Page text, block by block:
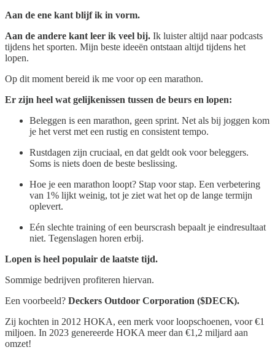
Aan de ene kant blijf ik in vorm.
Aan de andere kant leer ik veel bij. Ik luister altijd naar podcasts
tijdens het sporten. Mijn beste ideeën ontstaan altijd tijdens het
lopen.
Op dit moment bereid ik me voor op een marathon.
Er zijn heel wat gelijkenissen tussen de beurs en lopen:
Beleggen is een marathon, geen sprint. Net als bij joggen kom
je het verst met een rustig en consistent tempo.
Rustdagen zijn cruciaal, en dat geldt ook voor beleggers.
Soms is niets doen de beste beslissing.
Hoe je een marathon loopt? Stap voor stap. Een verbetering
van 1% lijkt weinig, tot je ziet wat het op de lange termijn
oplevert.
Eén slechte training of een beurscrash bepaalt je eindresultaat
niet. Tegenslagen horen erbij.
Lopen is heel populair de laatste tijd.
Sommige bedrijven profiteren hiervan.
Een voorbeeld? Deckers Outdoor Corporation ($DECK).
Zij kochten in 2012 HOKA, een merk voor loopschoenen, voor €1
miljoen. In 2023 genereerde HOKA meer dan €1,2 miljard aan
omzet!